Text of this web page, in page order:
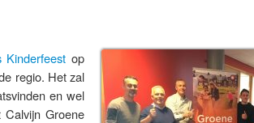
Kinderfeest op
regio. Het zal
en wel
Groene